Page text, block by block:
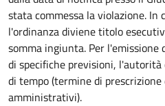
stata commessa la violazione. In
l'ordinanza diviene titolo
somma ingiunta. Per l'emissione
di specifiche previsioni,
di tempo (termine di
amministrativi).